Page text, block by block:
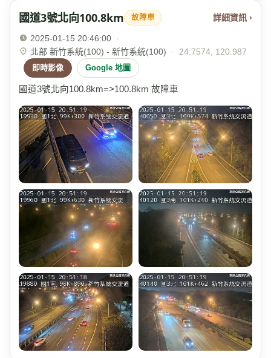
國道3號北向100.8km 故障車 詳細資訊 ›
2025-01-15 20:46:00
·
北部 新竹系統(100) - 新竹系統(100)
· 24.7574, 120.987
即時影像 Google 地圖
國道3號北向100.8km=>100.8km 故障車